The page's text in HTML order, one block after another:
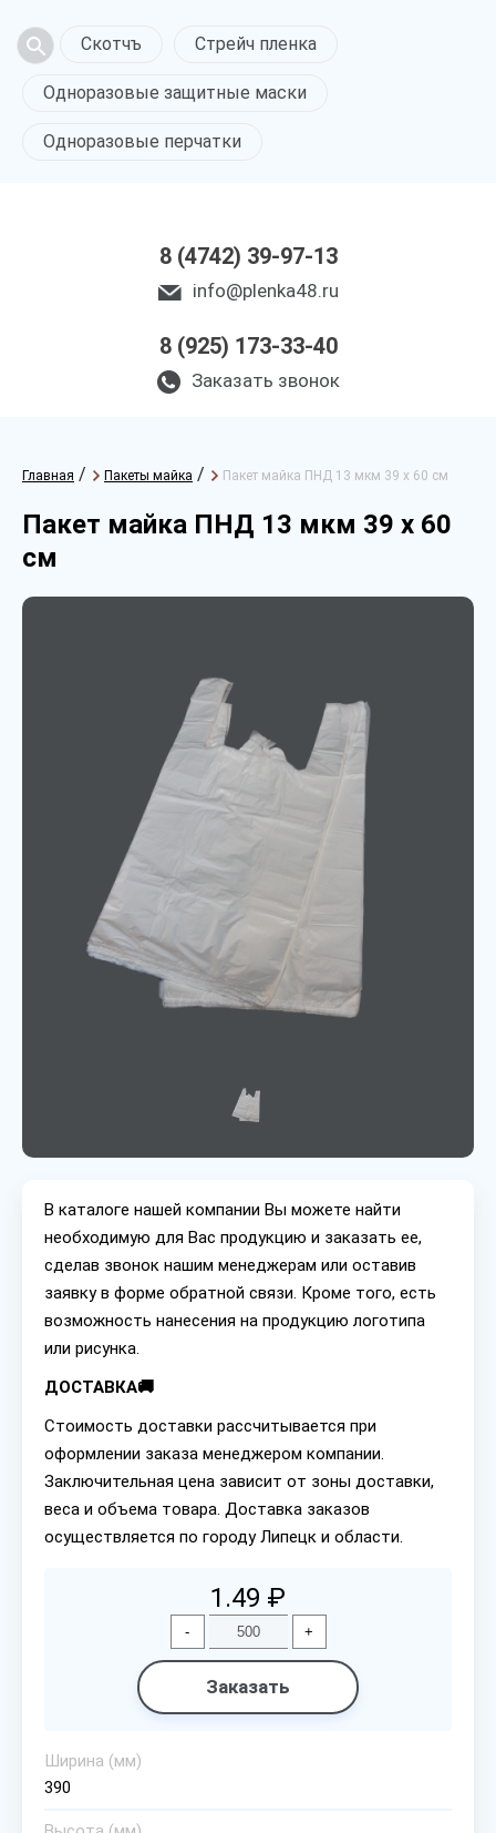
Скотчъ Стрейч пленка
Одноразовые защитные маски
Одноразовые перчатки
8 (4742) 39-97-13
info@plenka48.ru
8 (925) 173-33-40
Заказать звонок
Главная / Пакеты майка / Пакет майка ПНД 13 мкм 39 х 60 см
Пакет майка ПНД 13 мкм 39 х 60
см
В каталоге нашей компании Вы можете найти
необходимую для Вас продукцию и заказать ее,
сделав звонок нашим менеджерам или оставив
заявку в форме обратной связи. Кроме того, есть
возможность нанесения на продукцию логотипа
или рисунка.
ДОСТАВКА🚚
Стоимость доставки рассчитывается при
оформлении заказа менеджером компании.
Заключительная цена зависит от зоны доставки,
веса и объема товара. Доставка заказов
осуществляется по городу Липецк и области.
1.49 ₽
- +
Заказать
Ширина (мм)
390